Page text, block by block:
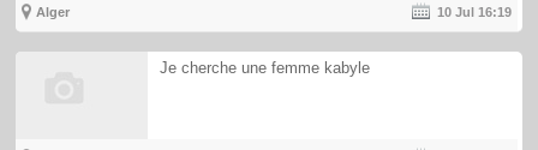
Alger 10 Jul16:19
Je cherche une femme kabyle